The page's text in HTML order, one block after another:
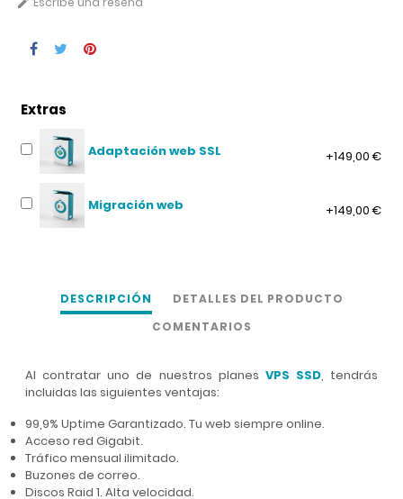
Extras
Adaptación web SSL +149,00 €
Migración web +149,00 €
DESCRIPCIÓN
DETALLES DEL PRODUCTO
COMENTARIOS
Al contratar uno de nuestros planes VPS SSD, tendrás
incluidas las siguientes ventajas:
99,9% Uptime Garantizado. Tu web siempre online.
Acceso red Gigabit.
Tráfico mensual ilimitado.
Buzones de correo.
Discos Raid 1. Alta velocidad.